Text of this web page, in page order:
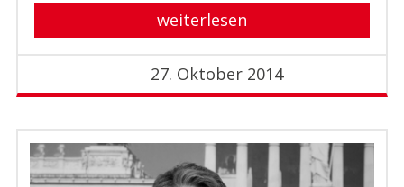
weiterlesen
27. Oktober 2014